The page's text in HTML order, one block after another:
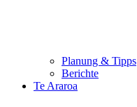
Planung & Tipps
Berichte
Te Araroa